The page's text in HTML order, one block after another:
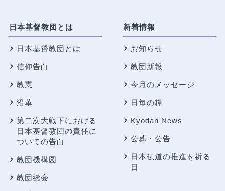
日本基督教団とは
日本基督教団とは
信仰告白
教憲
沿革
第二次大戦下における
日本基督教団の責任に
ついての告白
教団機構図
教団総会
新着情報
お知らせ
教団新報
今月のメッセージ
日毎の糧
Kyodan News
公募・公告
日本伝道の推進を祈る
日